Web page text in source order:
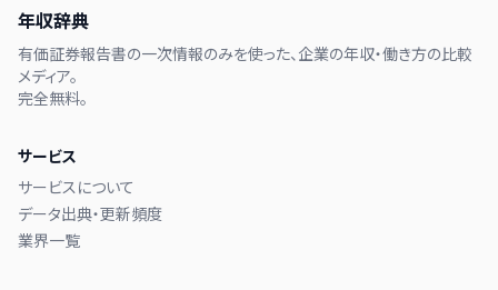
年収辞典
有価証券報告書の一次情報のみを使った、企業の年収・働き方の比較
メディア。
完全無料。
サービス
サービスについて
データ出典・更新頻度
業界一覧